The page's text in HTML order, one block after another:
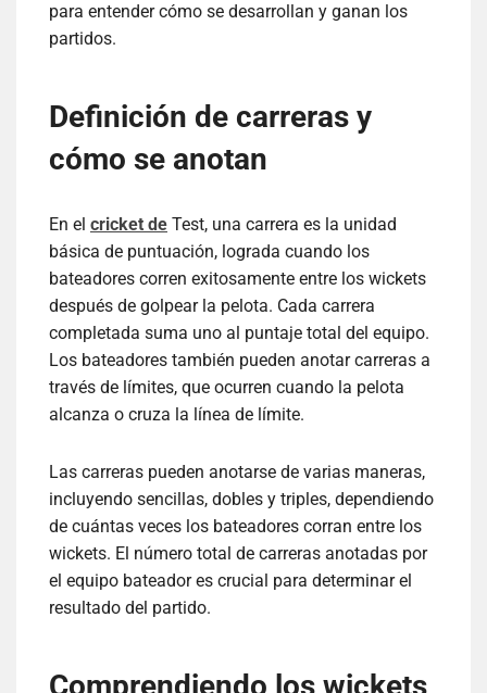
para entender cómo se desarrollan y ganan los
partidos.
Definición de carreras y
cómo se anotan
En el cricket de Test, una carrera es la unidad
básica de puntuación, lograda cuando los
bateadores corren exitosamente entre los wickets
después de golpear la pelota. Cada carrera
completada suma uno al puntaje total del equipo.
Los bateadores también pueden anotar carreras a
través de límites, que ocurren cuando la pelota
alcanza o cruza la línea de límite.
Las carreras pueden anotarse de varias maneras,
incluyendo sencillas, dobles y triples, dependiendo
de cuántas veces los bateadores corran entre los
wickets. El número total de carreras anotadas por
el equipo bateador es crucial para determinar el
resultado del partido.